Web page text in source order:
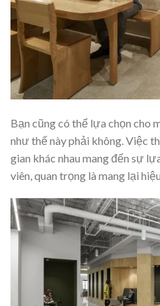
Bạn cũng có thể lựa chọn cho
như thế này phải không. Việc
gian khác nhau mang đến sự
viên, quan trọng là mang lại